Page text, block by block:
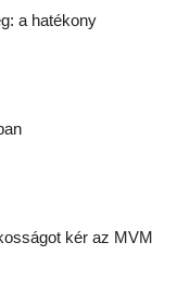
a hatékony
kér az MVM